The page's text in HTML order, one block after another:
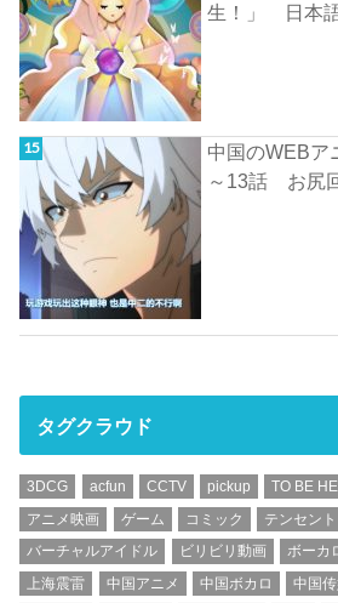
生！」 日本
中国のWEBア
～13話 お尻
タグクラウド
3DCG acfun CCTV pickup TO BE
アニメ映画
ゲーム コミック テンセント
バーチャルアイドル
ビリビリ動画 ボーカ
上海震雷
中国アニメ 中国ボカロ 中国